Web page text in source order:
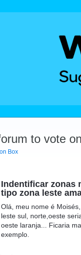
to vote
Box
Indentificar zonas
tipo zona leste
Olá, meu nome é
leste sul, norte,oeste
oeste laranja... Ficaria
exemplo.